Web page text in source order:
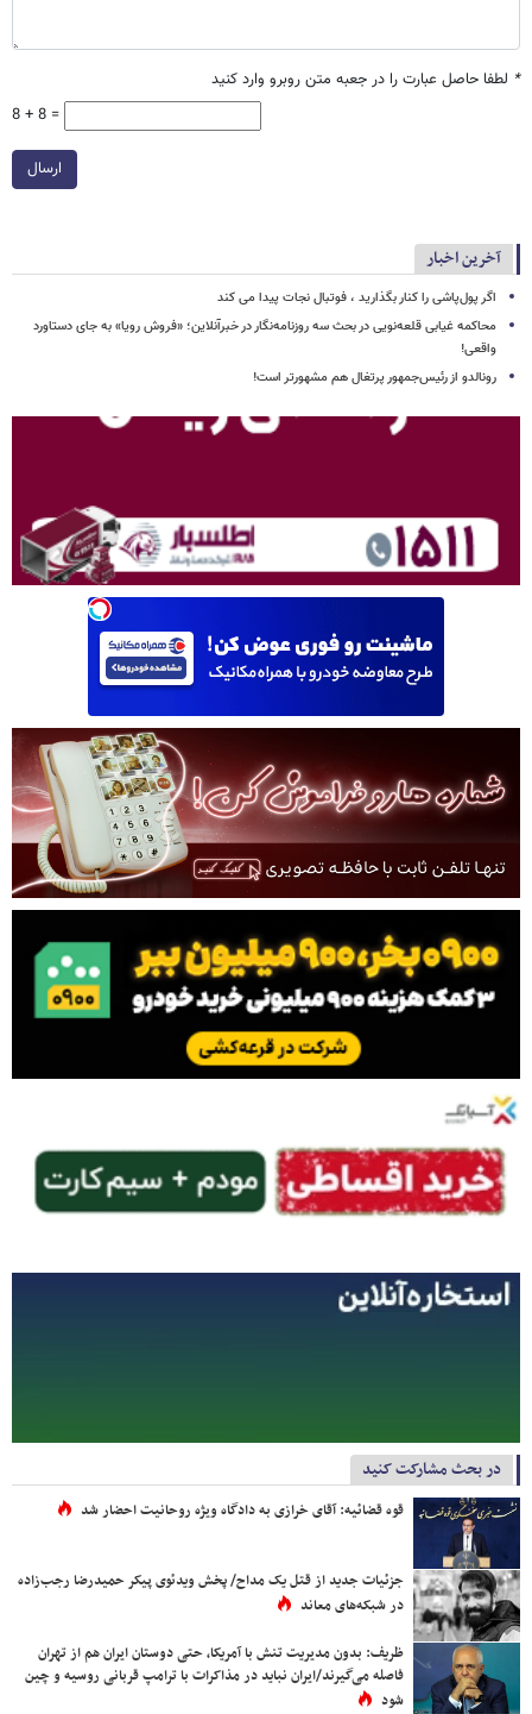
* لطفا حاصل عبارت را در جعبه متن روبرو وارد کنید
8 + 8 =
ارسال
آخرین اخبار
اگر پول‌پاشی را کنار بگذارید ، فوتبال نجات پیدا می کند
محاکمه غیابی قلعه‌نویی در بحث سه روزنامه‌نگار در خبرآنلاین؛ «فروش رویا» به جای دستاورد
واقعی!
رونالدو از رئیس‌جمهور پرتغال هم مشهورتر است!
در بحث مشارکت کنید
قوه قضائیه: آقای خرازی به دادگاه ویژه روحانیت احضار شد
جزئیات جدید از قتل یک مداح/ پخش ویدئوی پیکر حمیدرضا رجب‌زاده
در شبکه‌های معاند
ظریف: بدون مدیریت تنش با آمریکا، حتی دوستان ایران هم از تهران
فاصله می‌گیرند/ایران نباید در مذاکرات با ترامپ قربانی روسیه و چین
شود